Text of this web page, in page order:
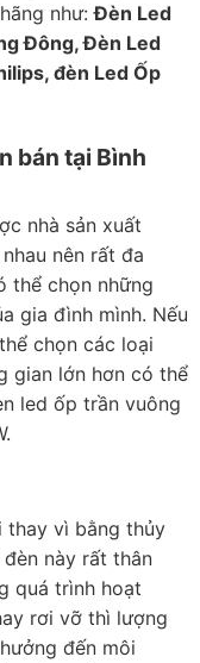
như:Đèn Led
Đông, Đèn Led
đèn Led Ốp
bán tại Bình
nhà sản xuất
nên rất đa
thể chọn những
gia đình mình. Nếu
chọn các loại
gian lớn hơn có thể
led ốp trần vuông
thay vì bằng thủy
này rất thân
quá trình hoạt
rơi vỡ thì lượng
đến môi